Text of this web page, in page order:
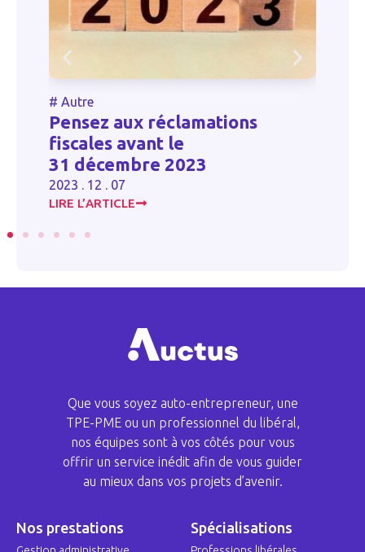
# Autre
Pensez aux réclamations
fiscales avant le
31 décembre 2023
2023 . 12 . 07
LIRE L’ARTICLE
Que vous soyez auto-entrepreneur, une
TPE-PME ou un professionnel du libéral,
nos équipes sont à vos côtés pour vous
offrir un service inédit afin de vous guider
au mieux dans vos projets d’avenir.
Nos prestations Spécialisations